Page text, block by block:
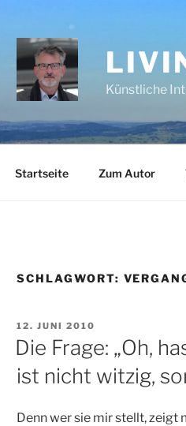
Künstliche
Startseite Zum Autor
SCHLAGWORT:
VERÖFFENTLICHT
AM
12. JUNI 2010
Die Frage: „Oh,
ist nicht witzig,
Denn wer sie mir stellt, zeigt